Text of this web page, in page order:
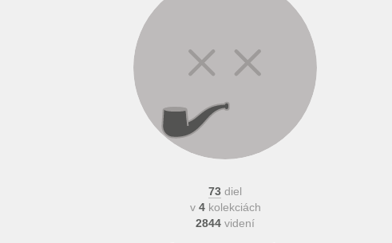
73 diel
v 4kolekciách
2844 videní